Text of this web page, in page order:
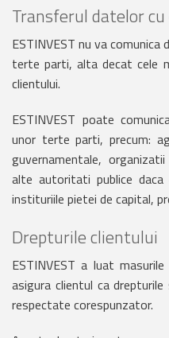
Transferul datelor
ESTINVEST nu va comunica
terte parti, alta decat cele
clientului.
ESTINVEST poate
unor terte parti, precum:
guvernamentale,
alte autoritati publice
instituriile pietei de capital,
Drepturile clientului
ESTINVEST a luat
asigura clientul ca
respectate corespunzator.